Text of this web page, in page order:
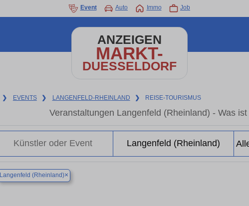
Event Auto Immo Job
ANZEIGEN
MARKT-
DUESSELDORF
❯ EVENTS ❯ LANGENFELD-RHEINLAND ❯ REISE-TOURISMUS
Veranstaltungen Langenfeld (Rheinland) - Was
Langenfeld (Rheinland)×